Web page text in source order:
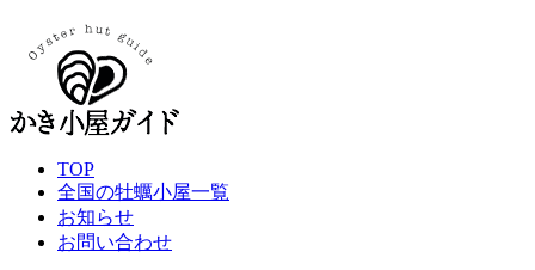
TOP
全国の牡蠣小屋一覧
お知らせ
お問い合わせ